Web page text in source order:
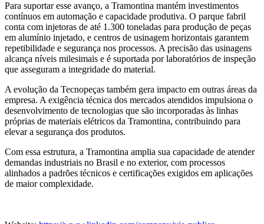
Para suportar esse avanço, a Tramontina mantém investimentos
contínuos em automação e capacidade produtiva. O parque fabril
conta com injetoras de até 1.300 toneladas para produção de peças
em alumínio injetado, e centros de usinagem horizontais garantem
repetibilidade e segurança nos processos. A precisão das usinagens
alcança níveis milesimais e é suportada por laboratórios de inspeção
que asseguram a integridade do material.
A evolução da Tecnopeças também gera impacto em outras áreas da
empresa. A exigência técnica dos mercados atendidos impulsiona o
desenvolvimento de tecnologias que são incorporadas às linhas
próprias de materiais elétricos da Tramontina, contribuindo para
elevar a segurança dos produtos.
Com essa estrutura, a Tramontina amplia sua capacidade de atender
demandas industriais no Brasil e no exterior, com processos
alinhados a padrões técnicos e certificações exigidos em aplicações
de maior complexidade.